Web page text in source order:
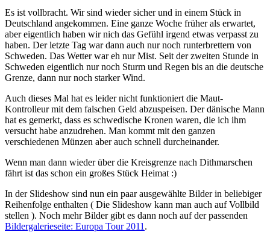
Es ist vollbracht. Wir sind wieder sicher und in einem Stück in
Deutschland angekommen. Eine ganze Woche früher als erwartet,
aber eigentlich haben wir nich das Gefühl irgend etwas verpasst zu
haben. Der letzte Tag war dann auch nur noch runterbrettern von
Schweden. Das Wetter war eh nur Mist. Seit der zweiten Stunde in
Schweden eigentlich nur noch Sturm und Regen bis an die deutsche
Grenze, dann nur noch starker Wind.
Auch dieses Mal hat es leider nicht funktioniert die Maut-
Kontrolleur mit dem falschen Geld abzuspeisen. Der dänische Mann
hat es gemerkt, dass es schwedische Kronen waren, die ich ihm
versucht habe anzudrehen. Man kommt mit den ganzen
verschiedenen Münzen aber auch schnell durcheinander.
Wenn man dann wieder über die Kreisgrenze nach Dithmarschen
fährt ist das schon ein großes Stück Heimat :)
In der Slideshow sind nun ein paar ausgewählte Bilder in beliebiger
Reihenfolge enthalten ( Die Slideshow kann man auch auf Vollbild
stellen ). Noch mehr Bilder gibt es dann noch auf der passenden
Bildergalerieseite: Europa Tour 2011 .